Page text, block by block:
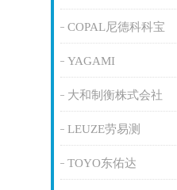
COPAL尼德科科宝
YAGAMI
大和制衡株式会社
LEUZE劳易测
TOYO东佑达